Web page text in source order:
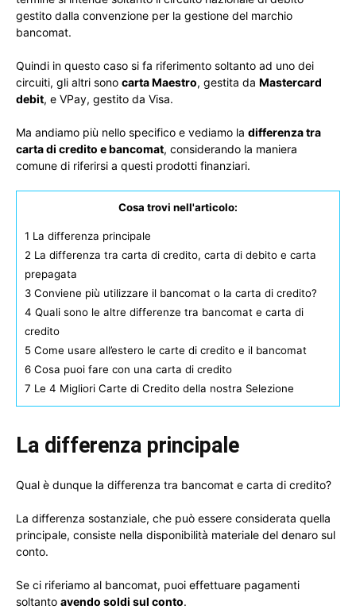
gestito dalla convenzione per la gestione del marchio
bancomat.
Quindi in questo caso si fa riferimento soltanto ad uno dei
circuiti, gli altri sono carta Maestro, gestita da Mastercard
debit, e VPay, gestito da Visa.
Ma andiamo più nello specifico e vediamo la differenza tra
carta di credito e bancomat, considerando la maniera
comune di riferirsi a questi prodotti finanziari.
Cosa trovi nell'articolo:
1 La differenza principale
2 La differenza tra carta di credito, carta di debito e carta
prepagata
3 Conviene più utilizzare il bancomat o la carta di credito?
4 Quali sono le altre differenze tra bancomat e carta di
credito
5 Come usare all’estero le carte di credito e il bancomat
6 Cosa puoi fare con una carta di credito
7 Le 4 Migliori Carte di Credito della nostra Selezione
La differenza principale
Qual è dunque la differenza tra bancomat e carta di credito?
La differenza sostanziale, che può essere considerata quella
principale, consiste nella disponibilità materiale del denaro sul
conto.
Se ci riferiamo al bancomat, puoi effettuare pagamenti
soltanto avendo soldi sul conto.